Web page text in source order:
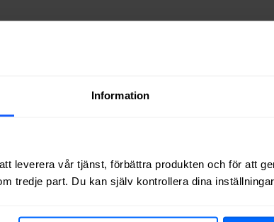
Information
leverera vår tjänst, förbättra produkten och för att
tredje part. Du kan själv kontrollera dina
mellan med olika många kanaler, streamingtjänster och